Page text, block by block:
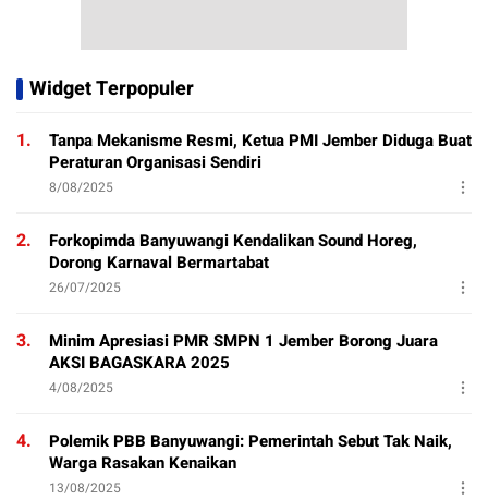
Widget Terpopuler
1.
Tanpa Mekanisme Resmi, Ketua PMI Jember Diduga Buat
Peraturan Organisasi Sendiri
8/08/2025
2.
Forkopimda Banyuwangi Kendalikan Sound Horeg,
Dorong Karnaval Bermartabat
26/07/2025
3.
Minim Apresiasi PMR SMPN 1 Jember Borong Juara
AKSI BAGASKARA 2025
4/08/2025
4.
Polemik PBB Banyuwangi: Pemerintah Sebut Tak Naik,
Warga Rasakan Kenaikan
13/08/2025